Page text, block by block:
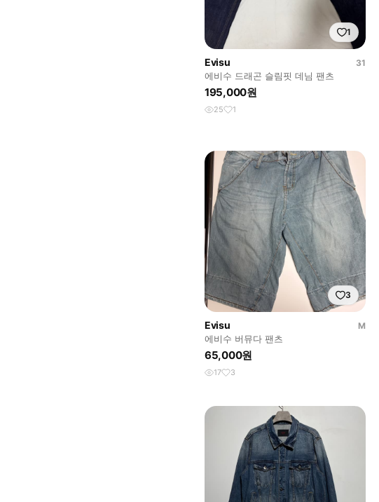
1
Evisu
31
에비수 드래곤 슬림핏 데님 팬츠
195,000원
25 1
3
Evisu
M
에비수 버뮤다 팬츠
65,000원
17 3